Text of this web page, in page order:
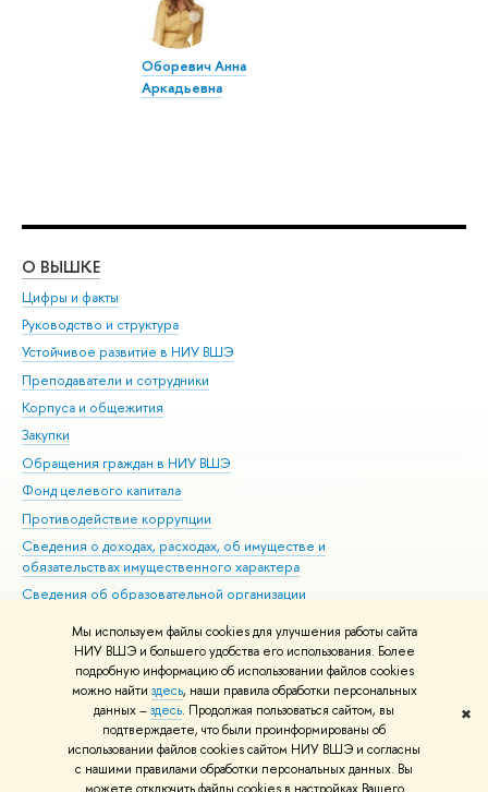
Мы используем файлы cookies для улучшения работы сайта
НИУ ВШЭ и большего удобства его использования. Более
подробную информацию об использовании файлов cookies
можно найти здесь, наши правила обработки персональных
данных –здесь. Продолжая пользоваться сайтом, вы
подтверждаете, что были проинформированы об
использовании файлов cookies сайтом НИУ ВШЭ и согласны
с нашими правилами обработки персональных данных. Вы
✖
Оборевич Анна
Аркадьевна
О ВЫШКЕ
Цифры и факты
Руководство и структура
Устойчивое развитие в НИУ ВШЭ
Преподаватели и сотрудники
Корпуса и общежития
Закупки
Обращения граждан в НИУ ВШЭ
Фонд целевого капитала
Противодействие коррупции
Сведения о доходах, расходах, об имуществе и
обязательствах имущественного характера
Сведения об образовательной организации
Людям с ограниченными возможностями здоровья
Единая платежная страница
Работа в Вышке
© НИУ ВШЭ 1993–2026 Адреса и контакты Условия использования
материалов Политика конфиденциальности Карта сайта